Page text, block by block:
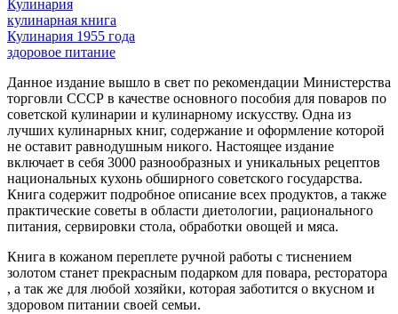
Кулинария
кулинарная книга
Кулинария 1955 года
здоровое питание
Данное издание вышло в свет по рекомендации Министерства
торговли СССР в качестве основного пособия для поваров по
советской кулинарии и кулинарному искусству. Одна из
лучших кулинарных книг, содержание и оформление которой
не оставит равнодушным никого. Настоящее издание
включает в себя 3000 разнообразных и уникальных рецептов
национальных кухонь обширного советского государства.
Книга содержит подробное описание всех продуктов, а также
практические советы в области диетологии, рационального
питания, сервировки стола, обработки овощей и мяса.
Книга в кожаном переплете ручной работы с тиснением
золотом станет прекрасным подарком для повара, ресторатора
, а так же для любой хозяйки, которая заботится о вкусном и
здоровом питании своей семьи.